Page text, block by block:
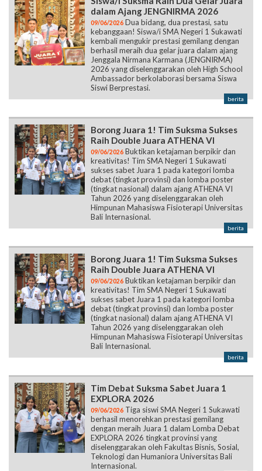
dalam Ajang JENGNIRMA 2026
09/06/2026 Dua bidang, dua prestasi, satu
kebanggaan! Siswa/i SMA Negeri 1 Sukawati
kembali mengukir prestasi gemilang dengan
berhasil meraih dua gelar juara dalam ajang
Jenggala Nirmana Karmana (JENGNIRMA)
2026 yang diselenggarakan oleh High School
Ambassador berkolaborasi bersama Siswa
Siswi Berprestasi.
berita
Borong Juara 1! Tim Suksma Sukses
Raih Double Juara ATHENA VI
09/06/2026 Buktikan ketajaman berpikir dan
kreativitas! Tim SMA Negeri 1 Sukawati
sukses sabet Juara 1 pada kategori lomba
debat (tingkat provinsi) dan lomba poster
(tingkat nasional) dalam ajang ATHENA VI
Tahun 2026 yang diselenggarakan oleh
Himpunan Mahasiswa Fisioterapi Universitas
Bali Internasional.
berita
Borong Juara 1! Tim Suksma Sukses
Raih Double Juara ATHENA VI
09/06/2026 Buktikan ketajaman berpikir dan
kreativitas! Tim SMA Negeri 1 Sukawati
sukses sabet Juara 1 pada kategori lomba
debat (tingkat provinsi) dan lomba poster
(tingkat nasional) dalam ajang ATHENA VI
Tahun 2026 yang diselenggarakan oleh
Himpunan Mahasiswa Fisioterapi Universitas
Bali Internasional.
berita
Tim Debat Suksma Sabet Juara 1
EXPLORA 2026
09/06/2026 Tiga siswi SMA Negeri 1 Sukawati
berhasil menorehkan prestasi gemilang
dengan meraih Juara 1 dalam Lomba Debat
EXPLORA 2026 tingkat provinsi yang
diselenggarakan oleh Fakultas Bisnis, Sosial,
Teknologi dan Humaniora Universitas Bali
Internasional.